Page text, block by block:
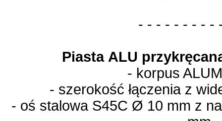
- - - - - - - - -
Piasta ALU
- korpus
- szerokość łączenia z
- oś stalowa S45C Ø 10 mm z